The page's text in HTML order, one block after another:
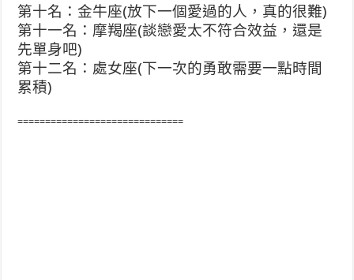
第十名：金牛座(放下一個愛過的人，真的很難)
第十一名：摩羯座(談戀愛太不符合效益，還是
先單身吧)
第十二名：處女座(下一次的勇敢需要一點時間
累積)
==============================